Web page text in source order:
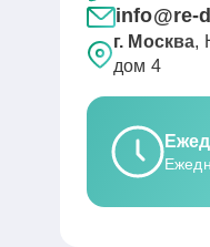
info@re-
г. Москва,
дом 4